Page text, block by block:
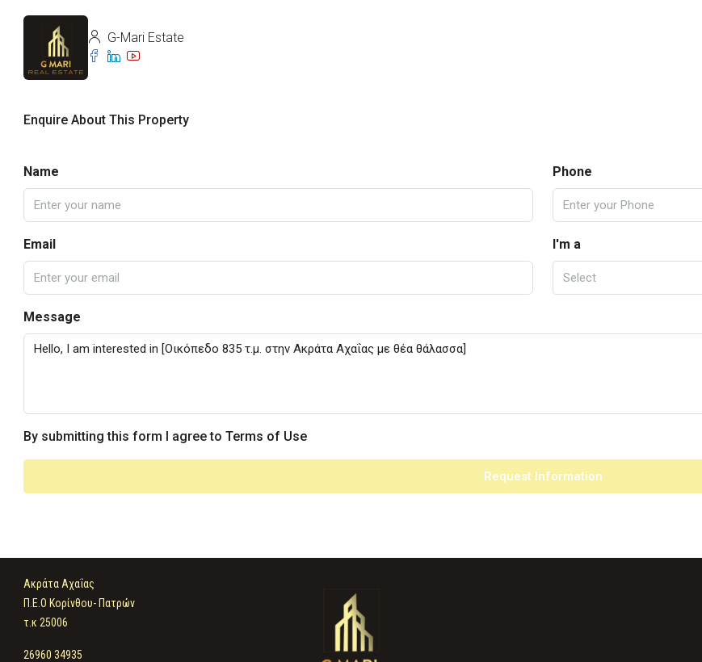
G-Mari Estate
Enquire About This Property
Name Phone
Email I'm a
Select
Message
By submitting this form I agree to Terms of Use
Request Information
Ακράτα Αχαΐας
Π.Ε.Ο Κορίνθου- Πατρών
τ.κ 25006
26960 34935